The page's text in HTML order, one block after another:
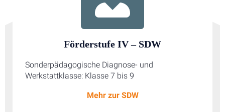
Förderstufe IV – SDW
Sonderpädagogische Diagnose- und
Werkstattklasse: Klasse 7 bis 9
Mehr zur SDW